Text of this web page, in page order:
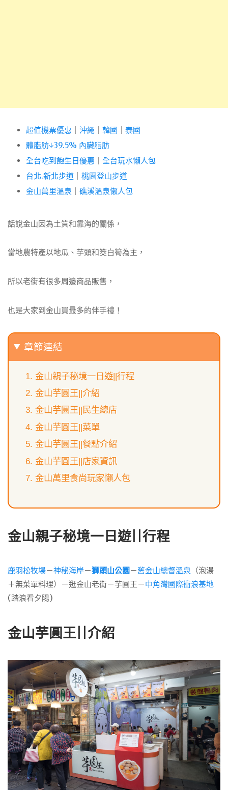
超值機票優惠 沖繩 韓國
泰國
體脂肪↓39.5% 內臟脂肪
全台吃到飽生日優惠
全台玩水懶人包
台北.新北步道
桃園登山步道
金山萬里溫泉
礁溪溫泉懶人包
話說金山因為土質和靠海的關係，
當地農特產以地瓜、芋頭和筊白筍為主，
所以老街有很多周邊商品販售，
也是大家到金山買最多的伴手禮！
章節連結
金山親子秘境一日遊||行程
金山芋圓王||介紹
金山芋圓王||民生總店
金山芋圓王||菜單
金山芋圓王||餐點介紹
金山芋圓王||店家資訊
金山萬里食尚玩家懶人包
金山親子秘境一日遊||行程
鹿羽松牧場－神秘海岸－獅頭山公園－舊金山總督溫泉 （泡湯
＋無菜單料理）－逛金山老街－芋圓王－中角灣國際衝浪基地
(踏浪看夕陽)
金山芋圓王||介紹